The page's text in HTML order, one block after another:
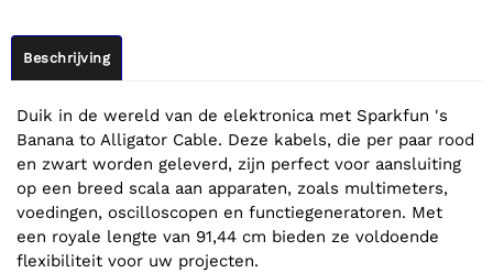
Beschrijving
Duik in de wereld van de elektronica met Sparkfun 's
Banana to Alligator Cable. Deze kabels, die per paar rood
en zwart worden geleverd, zijn perfect voor aansluiting
op een breed scala aan apparaten, zoals multimeters,
voedingen, oscilloscopen en functiegeneratoren. Met
een royale lengte van 91,44 cm bieden ze voldoende
flexibiliteit voor uw projecten.